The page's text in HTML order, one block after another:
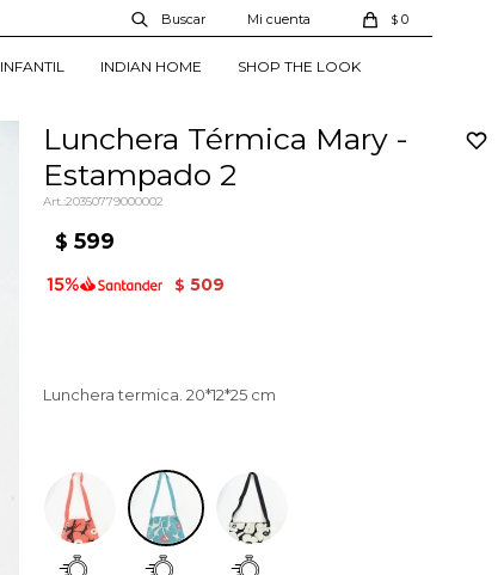
INFANTIL INDIAN HOME SHOP THE LOOK
$ 0
Lunchera Térmica Mary -
Estampado 2
20350779000002
$ 599
$ 509
Lunchera termica. 20*12*25 cm